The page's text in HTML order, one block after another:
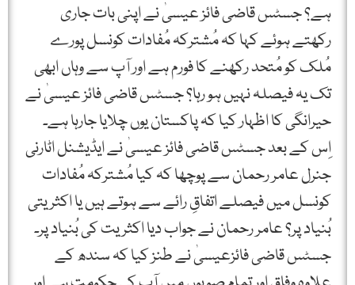
ہے؟ جسٹس قاضی فائز عیسیٰ نے اپنی بات جاری
رکھتے ہوئے کہا کہ مُشترکہ مُفادات کونسل پورے
مُلک کو مُتحد رکھنے کا فورم ہے اور آپ سے وہاں ابھی
تک یہ فیصلہ نہیں ہو رہا؟ جسٹس قاضی فائز عیسیٰ نے
حیرانگی کا اظہار کیا کہ پاکستان یوں چلایا جارہا ہے۔
اِس کے بعد جسٹس قاضی فائز عیسیٰ نے ایڈیشنل اٹارنی
جنرل عامر رحمان سے پوچھا کہ کیا مُشترکہ مُفادات
کونسل میں فیصلے اتفاقِ رائے سے ہوتے ہیں یا اکثریتی
بُنیاد پر؟ عامر رحمان نے جواب دیا اکثریت کی بُنیاد پر۔
جسٹس قاضی فائزعیسیٰ نے طنز کیا کہ سندھ کے